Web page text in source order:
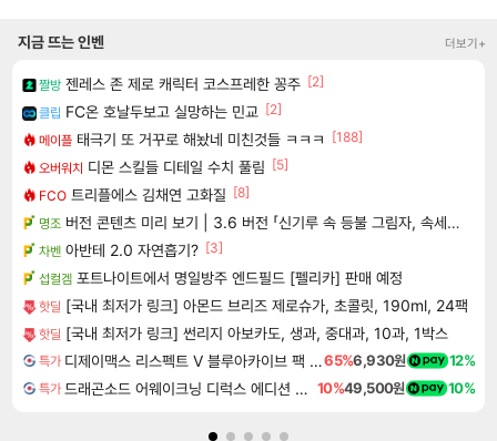
지금 뜨는 인벤 더보기+
짤방 젠레스 존 제로 캐릭터 코스프레한 꽁주 [2]
클립 FC온 호날두보고 실망하는 민교 [2]
메이플 태극기 또 거꾸로 해놨네 미친것들 ㅋㅋㅋ
[188]
오버워치 디몬 스킬들 디테일 수치 풀림 [5]
FCO 트리플에스 김채연 고화질 [8]
명조 버전 콘텐츠 미리 보기 | 3.6 버전 「신기루 속 등불 그림자, 속세에 깃든 검의 결심」이 8월 20일에 업데이트됩니다!
차벤 아반테 2.0 자연흡기? [3]
섭컬겜 포트나이트에서 명일방주 엔드필드 [펠리카] 판매 예정
핫딜 [국내 최저가 링크] 아몬드 브리즈 제로슈가, 초콜릿, 190ml, 24팩
핫딜 [국내 최저가 링크] 썬리지 아보카도, 생과, 중대과, 10과, 1박스
특가 디제이맥스 리스펙트 V 블루아카이브 팩 DJMAX RESPECT V Blue Archive Pack DLC65%6,930원 12%
특가 드래곤소드 어웨이크닝 디럭스 에디션 DragonSword Awakening Deluxe Edition 10%49,500원 10%